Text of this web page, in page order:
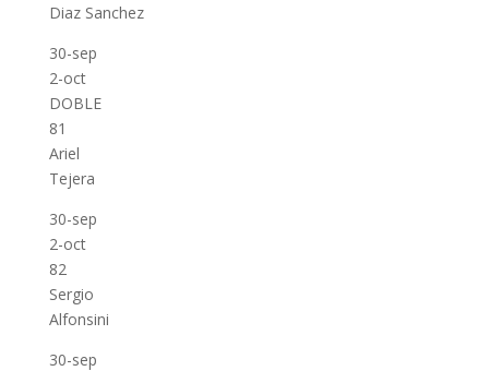
Diaz Sanchez
30-sep
2-oct
DOBLE
81
Ariel
Tejera
30-sep
2-oct
82
Sergio
Alfonsini
30-sep